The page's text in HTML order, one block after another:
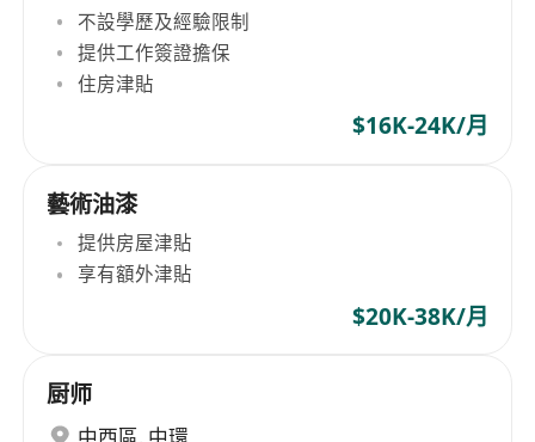
不設學歷及經驗限制
提供工作簽證擔保
住房津貼
$16K-24K/月
藝術油漆
提供房屋津貼
享有額外津貼
$20K-38K/月
厨师
中西區, 中環